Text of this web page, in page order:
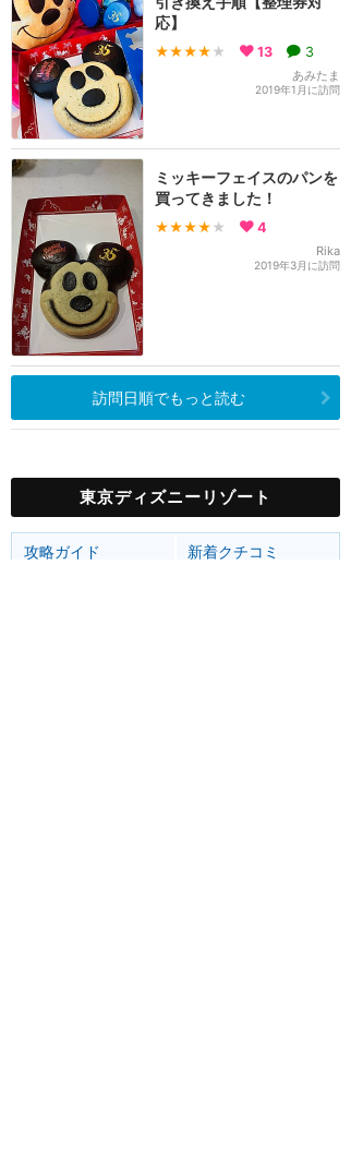
応】
★★★★ ★ 13 3
あみたま
2019年1月に訪問
ミッキーフェイスのパンを
買ってきました！
★★★★ ★ 4
Rika
2019年3月に訪問
訪問日順でもっと読む
東京ディズニーリゾート
攻略ガイド
新着クチコミ